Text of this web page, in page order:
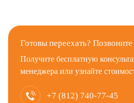
Готовы переехать?
Получите бесплатную
менеджера или узнайте
+7 (812) 740-77-45